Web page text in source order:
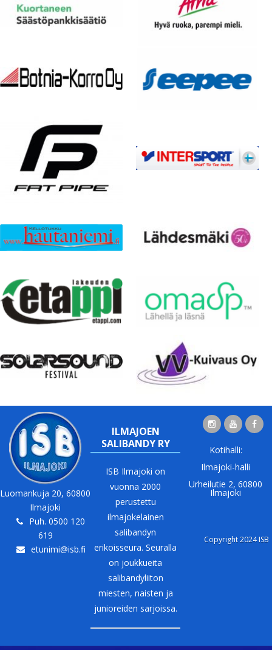
Luomankuja 20, 60800
Ilmajoki
Puh. 0500 120
619
etunimi@isb.fi
ILMAJOEN
SALIBANDY RY
ISB Ilmajoki on
vuonna 2000
perustettu
ilmajokelainen
salibandyn
erikoisseura. Seuralla
on joukkueita
salibandyliiton
miesten, naisten ja
junioreiden sarjoissa.
Kotihalli:
Ilmajoki-halli
Urheilutie 2, 60800
Ilmajoki
Copyright 2024 ISB